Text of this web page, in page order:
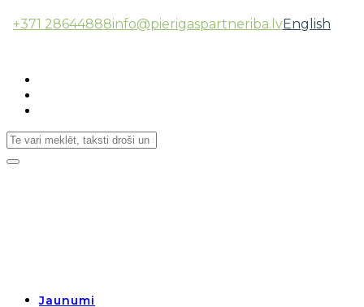
+371 28644888info@pierigaspartneriba.lvEnglish
Toggle
Jaunumi